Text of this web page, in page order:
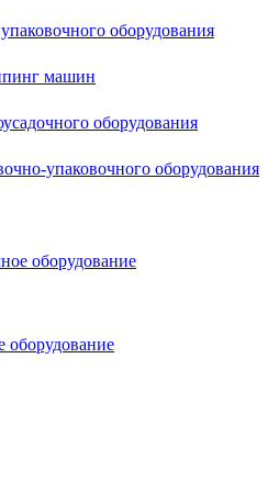
оборудования
машин
оборудования
упаковочного оборудования
оборудование
оборудование